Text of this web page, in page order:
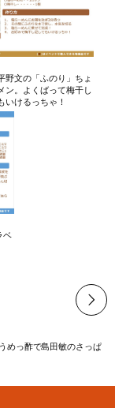
野文の「ふのり」ちょ
ン。よくばって梅干し
いけるっちゃ！
ベ
めっ酢で島田敏のさっぱ